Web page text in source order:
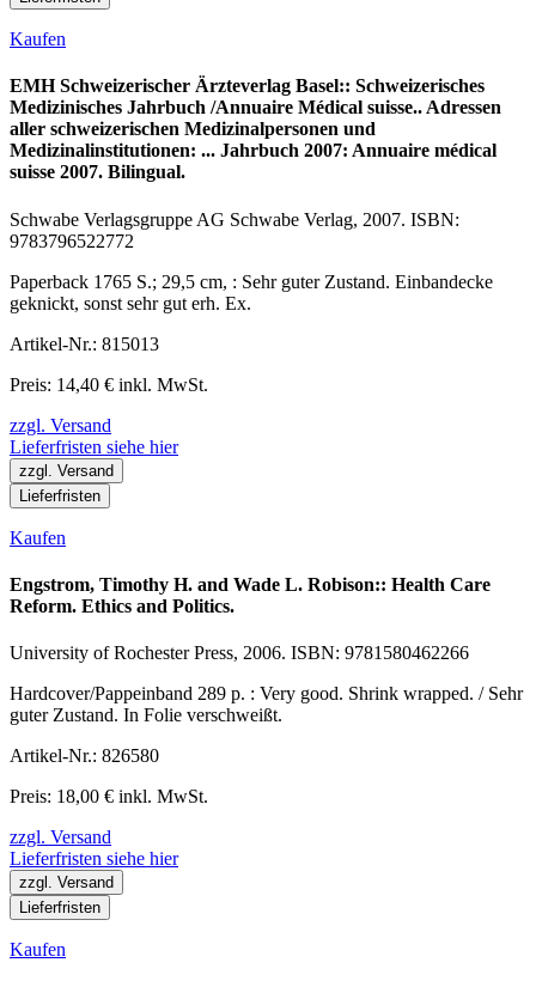
Kaufen
EMH Schweizerischer Ärzteverlag Basel:: Schweizerisches
Medizinisches Jahrbuch /Annuaire Médical suisse.. Adressen
aller schweizerischen Medizinalpersonen und
Medizinalinstitutionen: ... Jahrbuch 2007: Annuaire médical
suisse 2007. Bilingual.
Schwabe Verlagsgruppe AG Schwabe Verlag, 2007. ISBN:
9783796522772
Paperback 1765 S.; 29,5 cm, : Sehr guter Zustand. Einbandecke
geknickt, sonst sehr gut erh. Ex.
Artikel-Nr.: 815013
Preis: 14,40 € inkl. MwSt.
zzgl. Versand
Lieferfristen siehe hier
zzgl. Versand
Lieferfristen
Kaufen
Engstrom, Timothy H. and Wade L. Robison:: Health Care
Reform. Ethics and Politics.
University of Rochester Press, 2006. ISBN: 9781580462266
Hardcover/Pappeinband 289 p. : Very good. Shrink wrapped. / Sehr
guter Zustand. In Folie verschweißt.
Artikel-Nr.: 826580
Preis: 18,00 € inkl. MwSt.
zzgl. Versand
Lieferfristen siehe hier
zzgl. Versand
Lieferfristen
Kaufen